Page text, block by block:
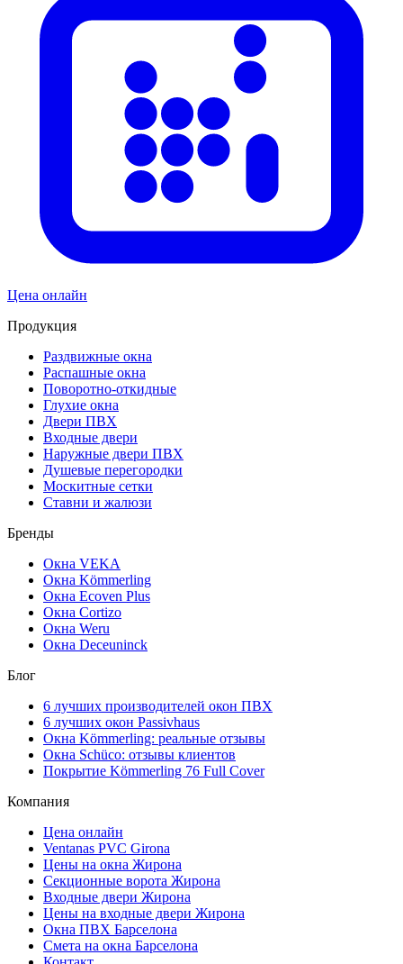
Цена онлайн
Продукция
Раздвижные окна
Распашные окна
Поворотно-откидные
Глухие окна
Двери ПВХ
Входные двери
Наружные двери ПВХ
Душевые перегородки
Москитные сетки
Ставни и жалюзи
Бренды
Окна VEKA
Окна Kömmerling
Окна Ecoven Plus
Окна Cortizo
Окна Weru
Окна Deceuninck
Блог
6 лучших производителей окон ПВХ
6 лучших окон Passivhaus
Окна Kömmerling: реальные отзывы
Окна Schüco: отзывы клиентов
Покрытие Kömmerling 76 Full Cover
Компания
Цена онлайн
Ventanas PVC Girona
Цены на окна Жирона
Секционные ворота Жирона
Входные двери Жирона
Цены на входные двери Жирона
Окна ПВХ Барселона
Смета на окна Барселона